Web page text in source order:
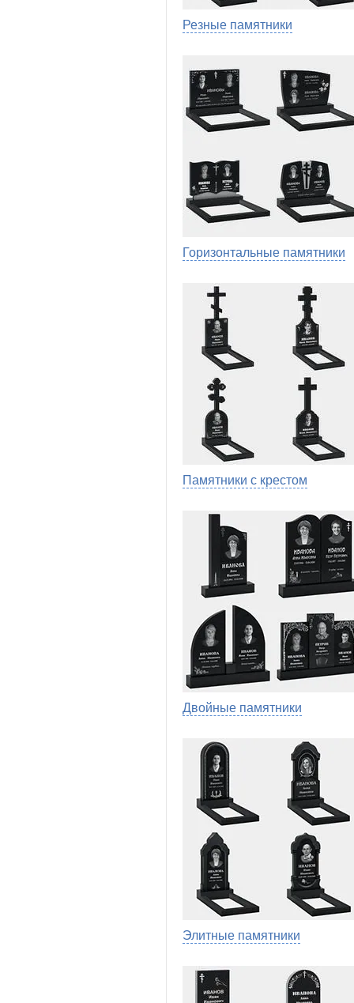
Резные памятники
Горизонтальные памятники
Памятники с крестом
Двойные памятники
Элитные памятники